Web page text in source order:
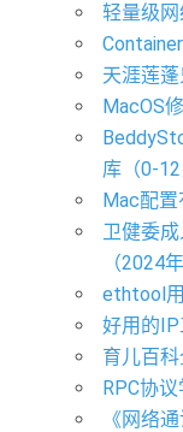
轻量级
天涯莲
MacOS
库（0-12
Mac配置
卫健委
（2024
ethtool
好用的
育儿百
RPC协
《网络